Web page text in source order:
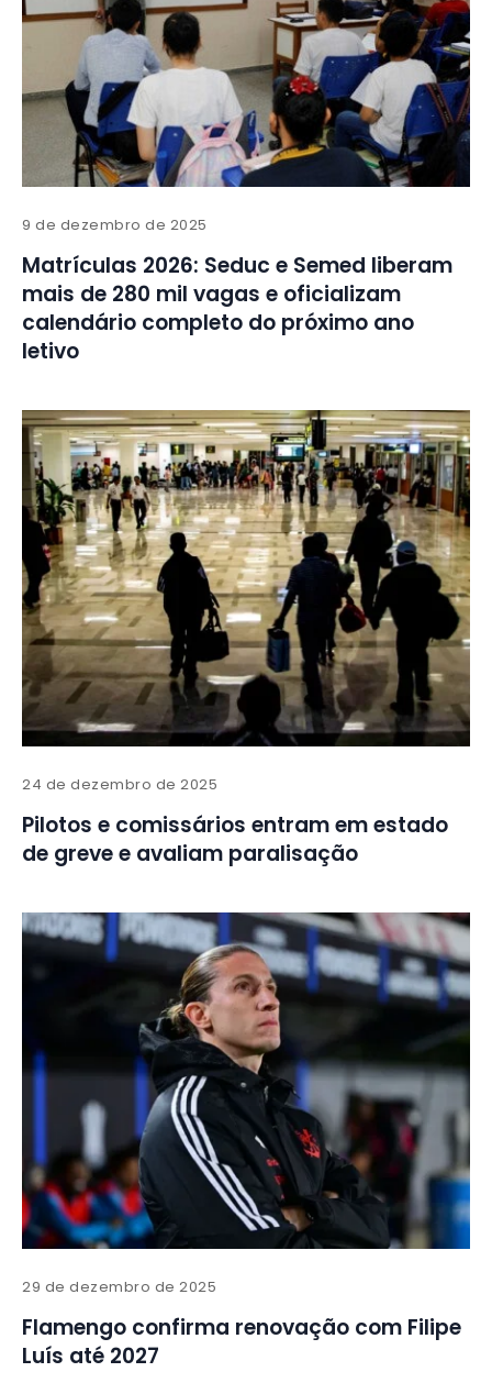
9 de dezembro de 2025
Matrículas 2026: Seduc e Semed liberam
mais de 280 mil vagas e oficializam
calendário completo do próximo ano
letivo
24 de dezembro de 2025
Pilotos e comissários entram em estado
de greve e avaliam paralisação
29 de dezembro de 2025
Flamengo confirma renovação com Filipe
Luís até 2027